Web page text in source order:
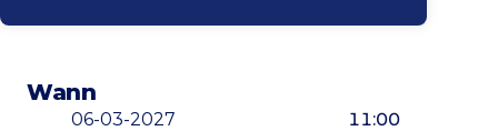
Wann
06-03-2027 11:00